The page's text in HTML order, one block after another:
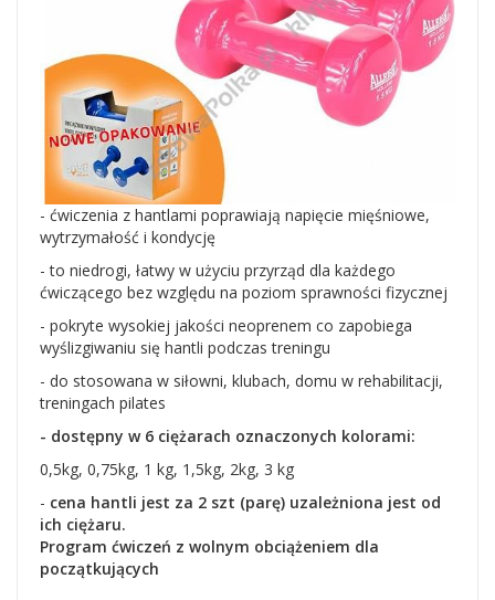
- ćwiczenia z hantlami poprawiają napięcie mięśniowe,
wytrzymałość i kondycję
- to niedrogi, łatwy w użyciu przyrząd dla każdego
ćwiczącego bez względu na poziom sprawności fizycznej
- pokryte wysokiej jakości neoprenem co zapobiega
wyślizgiwaniu się hantli podczas treningu
- do stosowana w siłowni, klubach, domu w rehabilitacji,
treningach pilates
- dostępny w 6 ciężarach oznaczonych kolorami:
0,5kg, 0,75kg, 1 kg, 1,5kg, 2kg, 3 kg
- cena hantli jest za 2 szt (parę) uzależniona jest od
ich ciężaru.
Program ćwiczeń z wolnym obciążeniem dla
początkujących